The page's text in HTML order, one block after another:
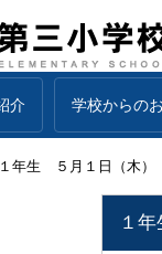
介 学校からの
１年生 ５月１日（木）
１